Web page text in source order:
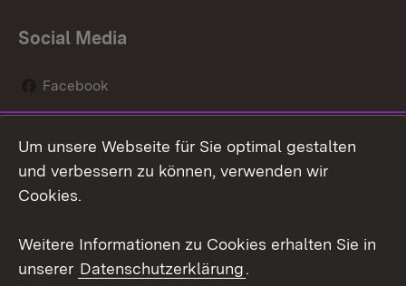
Social Media
Facebook
Social Wall
Youtube
Kontakt
Datenschutz
Um unsere Webseite für Sie optimal gestalten
und verbessern zu können, verwenden wir
Cookies.
Weitere Informationen zu Cookies erhalten Sie in
unserer Datenschutzerklärung.